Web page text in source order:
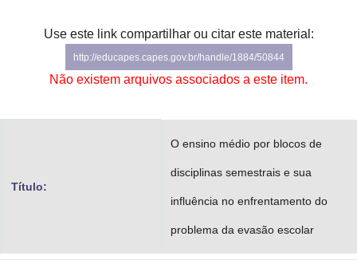
Gabinete de Segurança Institucional
Advocacia-Geral da União
Use este link compartilhar ou citar este material:
http://educapes.capes.gov.br/handle/1884/50844
Não existem arquivos associados a este item.
Título:
O ensino médio por blocos de
disciplinas semestrais e sua
influência no enfrentamento do
problema da evasão escolar